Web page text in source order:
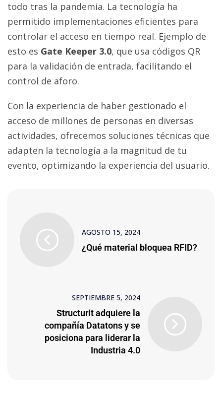
todo tras la pandemia. La tecnología ha
permitido implementaciones eficientes para
controlar el acceso en tiempo real. Ejemplo de
esto es Gate Keeper 3.0, que usa códigos QR
para la validación de entrada, facilitando el
control de aforo.
Con la experiencia de haber gestionado el
acceso de millones de personas en diversas
actividades, ofrecemos soluciones técnicas que
adapten la tecnología a la magnitud de tu
evento, optimizando la experiencia del usuario.
AGOSTO 15, 2024
¿Qué material bloquea RFID?
SEPTIEMBRE 5, 2024
Structurit adquiere la
compañía Datatons y se
posiciona para liderar la
Industria 4.0